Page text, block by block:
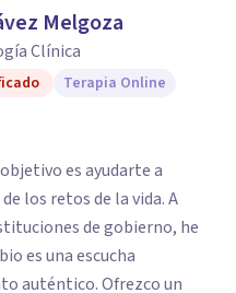
Melgoza
Clínica
Terapia Online
es ayudarte a
los retos de la vida. A
de gobierno, he
es una escucha
auténtico. ​Ofrezco un